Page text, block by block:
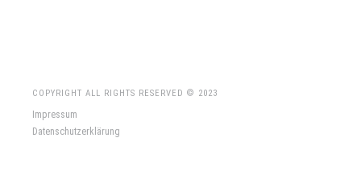
COPYRIGHT ALL RIGHTS RESERVED © 2023
Impressum
Datenschutzerklärung